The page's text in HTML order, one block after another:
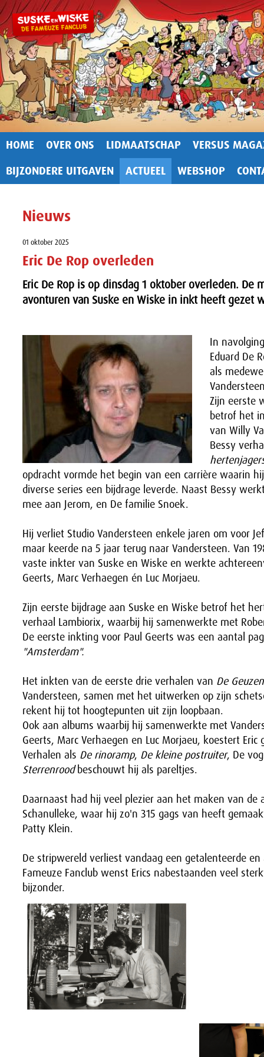
HOME OVER ONS LIDMAATSCHAP
VERSUS
BIJZONDERE UITGAVEN
ACTUEEL WEBSHOP
Nieuws
01 oktober 2025
Eric De Rop overleden
Eric De Rop is op dinsdag 1 oktober overleden. De
avonturen van Suske en Wiske in inkt heeft gezet
In
Eduard De
als
Zijn eerste
betrof het
van Willy
Bessy
opdracht vormde het begin van een carrière waarin
diverse series een bijdrage leverde. Naast Bessy
mee aan Jerom, en De familie Snoek.
Hij verliet Studio Vandersteen enkele jaren om voor
maar keerde na 5 jaar terug naar Vandersteen. Van
vaste inkter van Suske en Wiske en werkte
Geerts, Marc Verhaegen én Luc Morjaeu.
Zijn eerste bijdrage aan Suske en Wiske betrof het
verhaal Lambiorix, waarbij hij samenwerkte met
De eerste inkting voor Paul Geerts was een aantal
"Amsterdam".
Het inkten van de eerste drie verhalen van De Geuzen
Vandersteen, samen met het uitwerken op zijn
rekent hij tot hoogtepunten uit zijn loopbaan.
Ook aan albums waarbij hij samenwerkte met
Geerts, Marc Verhaegen en Luc Morjaeu, koestert
Verhalen als De rinoramp, De kleine postruiter, De
Sterrenroodbeschouwt hij als pareltjes.
Daarnaast had hij veel plezier aan het maken van de
Schanulleke, waar hij zo'n 315 gags van heeft
Patty Klein.
De stripwereld verliest vandaag een getalenteerde
Fameuze Fanclub wenst Erics nabestaanden veel
bijzonder.